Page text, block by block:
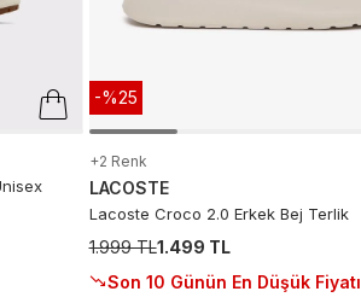
-%25
+2 Renk
LACOSTE
Lacoste Croco 2.0 Erkek Bej Terlik
1.999 TL1.499 TL
Son 10 Günün En Düşük Fiyatı